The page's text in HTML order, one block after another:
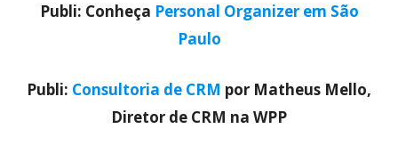
Publi: Conheça Personal Organizer em São
Paulo
Publi: Consultoria de CRM por Matheus Mello,
Diretor de CRM na WPP